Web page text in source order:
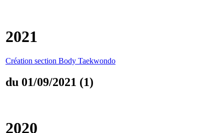
2021
Création section Body Taekwondo
du 01/09/2021 (1)
2020